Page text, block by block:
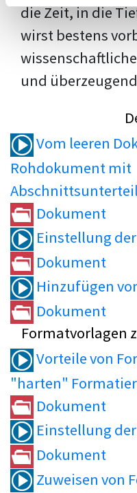
die Zeit, in die
wirst bestens
und
Vom leeren
Rohdokument mit
Dokument
Einstellung
Dokument
Hinzufügen
Dokument
Formatvorlagen
Vorteile von
"harten"
Dokument
Einstellung
Dokument
Zuweisen von